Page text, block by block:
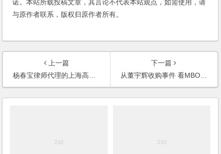
诺。本站所载投稿文章，其言论不代表本站观点，如需使用，请
与原作者联系，版权归原作者所有。
上一篇
杨春宝律师代理的上海高院典型案例视频讲解
下一篇
从董宇辉收购事件 看MBO的操作要点